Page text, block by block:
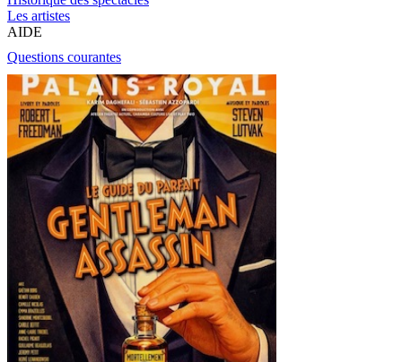
Les artistes
AIDE
Questions courantes